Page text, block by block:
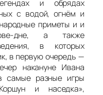
и обрядах
с водой, огнём и
приметы и и
дне, а также
в которых
в первую очередь —
накануне Ивана
самые разные игры
и наседка»,